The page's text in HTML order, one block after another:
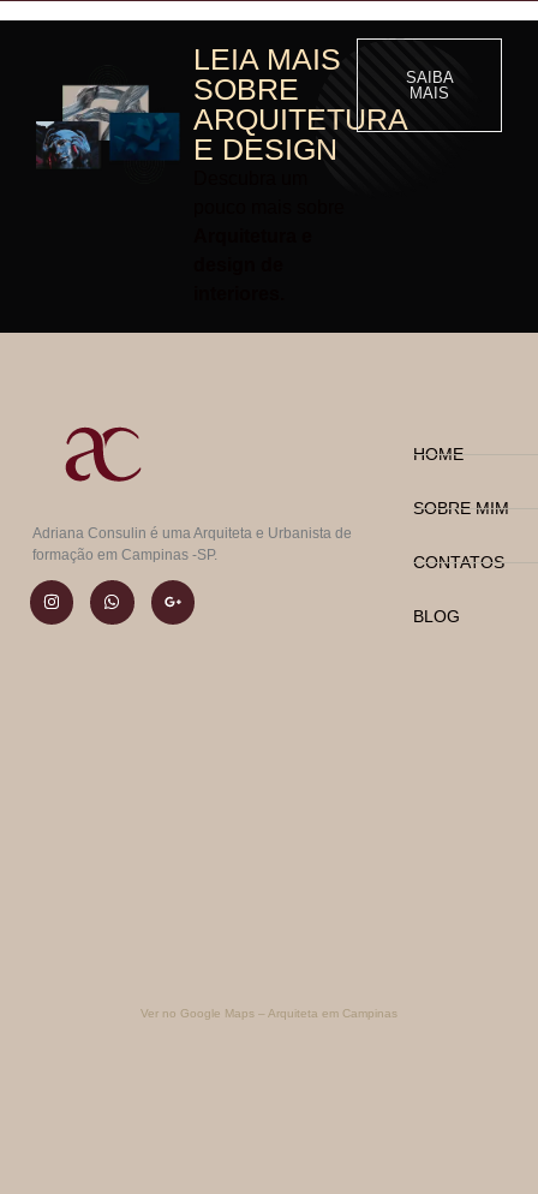
LEIA MAIS
SOBRE
ARQUITETURA
E DESIGN
SAIBA
MAIS
Adriana Consulin é uma Arquiteta e Urbanista de
formação em Campinas -SP.
HOME
SOBRE MIM
CONTATOS
BLOG
Ver no Google Maps – Arquiteta em Campinas